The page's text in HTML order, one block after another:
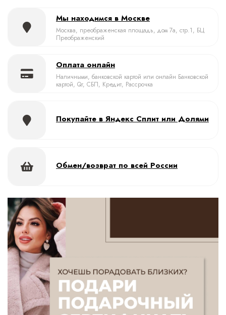
Мы находимся в Москве
Москва, преображенская площадь, дом 7а, стр.1, БЦ
Преображенский
Оплата онлайн
Наличными, банковской картой или онлайн Банковской
картой, Qr, СБП, Кредит, Рассрочка
Покупайте в Яндекс Сплит или Долями
Обмен/возврат по всей России